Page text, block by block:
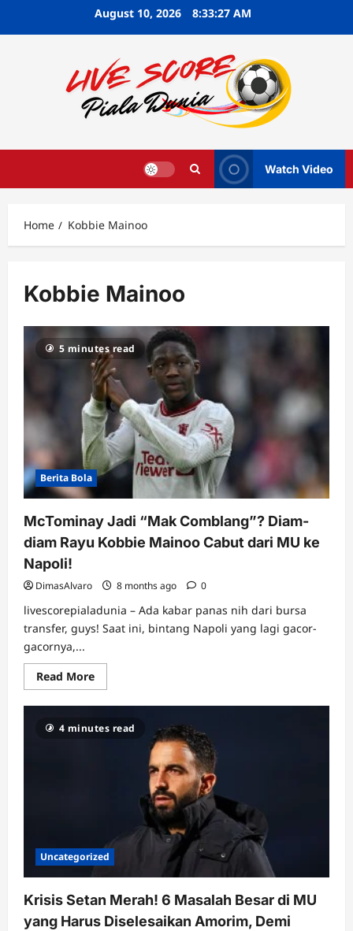
August 10, 2026 8:33:28 AM
Watch Video
Home Kobbie Mainoo
Kobbie Mainoo
5 minutes read
Berita Bola
McTominay Jadi “Mak Comblang”? Diam-
diam Rayu Kobbie Mainoo Cabut dari MU ke
Napoli!
DimasAlvaro 8 months ago 0
livescorepialadunia – Ada kabar panas nih dari bursa
transfer, guys! Saat ini, bintang Napoli yang lagi gacor-
gacornya,...
Read MoreRead
more
McTominay
“Mak
Comblang”?
Napoli!
4 minutes read
Uncategorized
Krisis Setan Merah! 6 Masalah Besar di MU
yang Harus Diselesaikan Amorim, Demi